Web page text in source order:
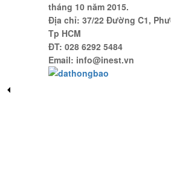
tháng 10 năm 2015.
Địa chỉ: 37/22 Đường C1,
Tp HCM
ĐT: 028 6292 5484
Email: info@inest.vn